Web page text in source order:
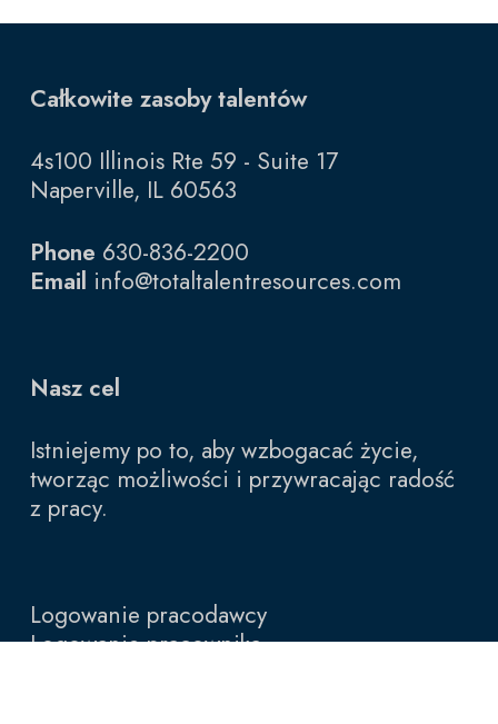
Całkowite zasoby talentów
4s100 Illinois Rte 59 - Suite 17
Naperville, IL 60563
Phone 630-836-2200
Email info@totaltalentresources.com
Nasz cel
Istniejemy po to, aby wzbogacać życie,
tworząc możliwości i przywracając radość
z pracy.
Logowanie pracodawcy
Logowanie pracownika